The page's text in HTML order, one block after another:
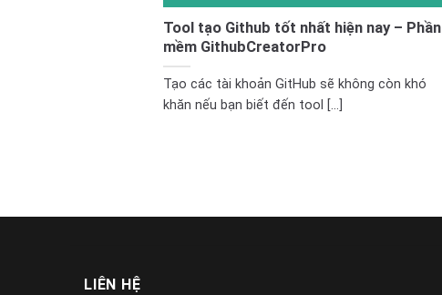
Tool tạo Github tốt nhất hiện nay – Phần
mềm GithubCreatorPro
Tạo các tài khoản GitHub sẽ không còn khó
khăn nếu bạn biết đến tool [...]
LIÊN HỆ